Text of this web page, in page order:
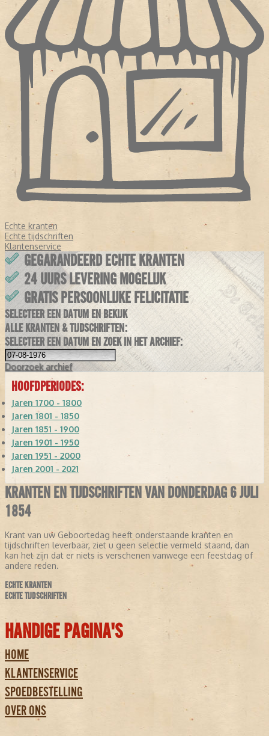
Echte kranten
Echte tijdschriften
Klantenservice
GEGARANDEERD ECHTE KRANTEN
24 UURS LEVERING MOGELIJK
GRATIS PERSOONLIJKE FELICITATIE
SELECTEER EEN DATUM EN BEKIJK
ALLE KRANTEN & TIJDSCHRIFTEN:
SELECTEER EEN DATUM EN ZOEK IN HET ARCHIEF:
Doorzoek archief
HOOFDPERIODES:
Jaren 1700 - 1800
Jaren 1801 - 1850
Jaren 1851 - 1900
Jaren 1901 - 1950
Jaren 1951 - 2000
Jaren 2001 - 2021
KRANTEN EN TIJDSCHRIFTEN VAN DONDERDAG 6 JULI
1854
Krant van uw Geboortedag heeft onderstaande kranten en
tijdschriften leverbaar, ziet u geen selectie vermeld staand, dan
kan het zijn dat er niets is verschenen vanwege een feestdag of
andere reden.
ECHTE KRANTEN
ECHTE TIJDSCHRIFTEN
HANDIGE PAGINA'S
HOME
KLANTENSERVICE
SPOEDBESTELLING
OVER ONS